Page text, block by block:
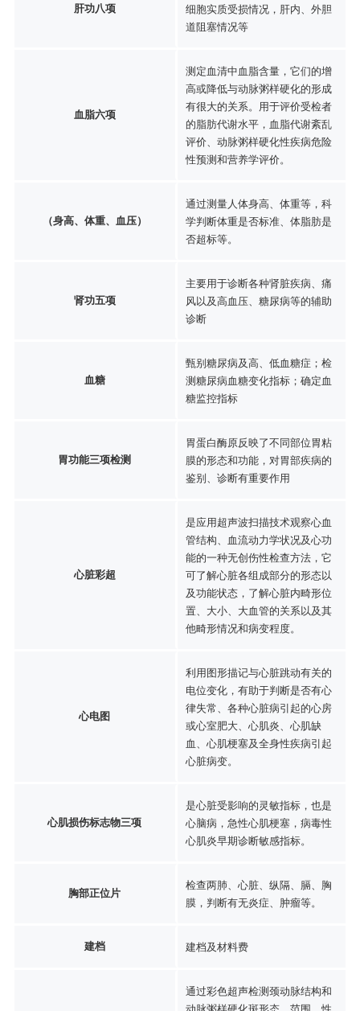
肝功八项
细胞实质受损情况，肝内、外胆
道阻塞情况等
血脂六项
测定血清中血脂含量，它们的增
高或降低与动脉粥样硬化的形成
有很大的关系。用于评价受检者
的脂肪代谢水平，血脂代谢紊乱
评价、动脉粥样硬化性疾病危险
性预测和营养学评价。
（身高、体重、血压）
通过测量人体身高、体重等，科
学判断体重是否标准、体脂肪是
否超标等。
肾功五项
主要用于诊断各种肾脏疾病、痛
风以及高血压、糖尿病等的辅助
诊断
血糖
甄别糖尿病及高、低血糖症；检
测糖尿病血糖变化指标；确定血
糖监控指标
胃功能三项检测
胃蛋白酶原反映了不同部位胃粘
膜的形态和功能，对胃部疾病的
鉴别、诊断有重要作用
心脏彩超
是应用超声波扫描技术观察心血
管结构、血流动力学状况及心功
能的一种无创伤性检查方法，它
可了解心脏各组成部分的形态以
及功能状态，了解心脏内畸形位
置、大小、大血管的关系以及其
他畸形情况和病变程度。
心电图
利用图形描记与心脏跳动有关的
电位变化，有助于判断是否有心
律失常、各种心脏病引起的心房
或心室肥大、心肌炎、心肌缺
血、心肌梗塞及全身性疾病引起
心脏病变。
心肌损伤标志物三项
是心脏受影响的灵敏指标，也是
心脑病，急性心肌梗塞，病毒性
心肌炎早期诊断敏感指标。
胸部正位片
检查两肺、心脏、纵隔、膈、胸
膜，判断有无炎症、肿瘤等。
建档 建档及材料费
通过彩色超声检测颈动脉结构和
动脉粥样硬化斑形态、范围、性